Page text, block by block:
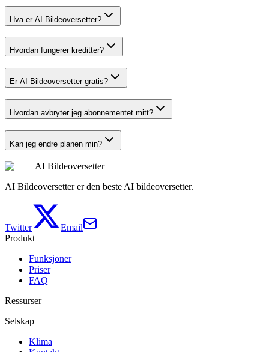
Hva er AI Bildeoversetter?
Hvordan fungerer kreditter?
Er AI Bildeoversetter gratis?
Hvordan avbryter jeg abonnementet mitt?
Kan jeg endre planen min?
AI Bildeoversetter
AI Bildeoversetter er den beste AI bildeoversetter.
Twitter
Email
Produkt
Funksjoner
Priser
FAQ
Ressurser
Selskap
Klima